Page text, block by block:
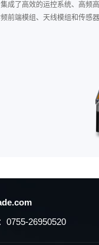
成了高效的运控系统、高频
前端模组、天线模组和传感
中一个工位专用于上下料，另
载板，实现了三个工位的同
具有强大的可拓展性，支持双
测试，并可集成自动化上下料
0755-26950520